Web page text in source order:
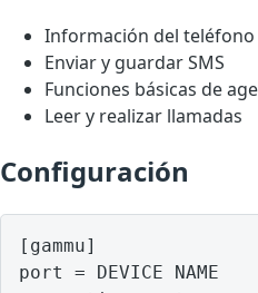
Información del teléfono
Enviar y guardar SMS
Funciones básicas de
Leer y realizar llamadas
Configuración
[gammu]
port = DEVICE NAME